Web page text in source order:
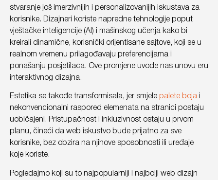
stvaranje još imerzivnijih i personalizovanijih iskustava za
korisnike. Dizajneri koriste napredne tehnologije poput
vještačke inteligencije (AI) i mašinskog učenja kako bi
kreirali dinamične, korisnički orijentisane sajtove, koji se u
realnom vremenu prilagođavaju preferencijama i
ponašanju posjetilaca. Ove promjene uvode nas unovu eru
interaktivnog dizajna.
Estetika se takođe transformisala, jer smjele palete boja
nekonvencionalni raspored elemenata na stranici postaju
uobičajeni. Pristupačnost i inkluzivnost ostaju u prvom
planu, čineći da web iskustvo bude prijatno za sve
korisnike, bez obzira na njihove sposobnosti ili uređaje
koje koriste.
Pogledajmo koji su to najpopularniji i najbolji web dizajn